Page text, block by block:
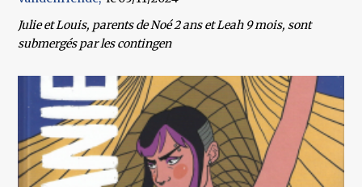
Julie et Louis, parents de Noé 2 ans et Leah 9 mois, sont
submergés par les contingen